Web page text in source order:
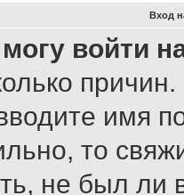
Вход
войти
имя
то
не был ли